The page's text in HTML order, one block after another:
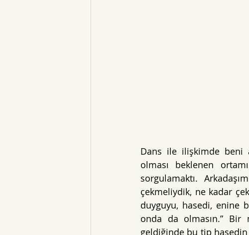
Dans ile ilişkimde beni
olması beklenen
sorgulamaktı.
çekmeliydik, ne kadar
duyguyu, hasedi, enine
onda da olmasın.” Bir
geldiğinde bu tip hasedin